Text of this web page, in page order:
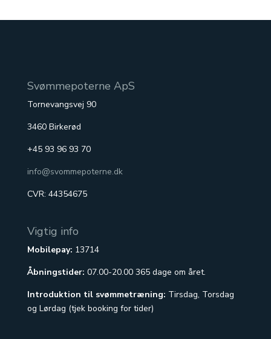
Svømmepoterne ApS
Tornevangsvej 90
3460 Birkerød
+45 93 96 93 70
info@svommepoterne.dk
CVR: 44354675
Vigtig info
Mobilepay: 13714
Åbningstider: 07.00-20.00 365 dage om året.
Introduktion til svømmetræning: Tirsdag, Torsdag
og Lørdag (tjek booking for tider)